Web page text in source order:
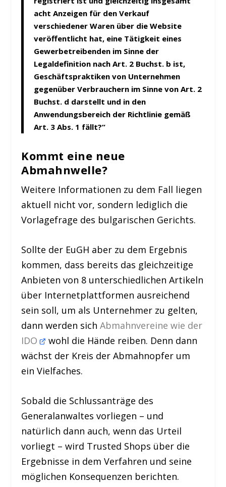
acht Anzeigen für den Verkauf
verschiedener Waren über die Website
veröffentlicht hat, eine Tätigkeit eines
Gewerbetreibenden im Sinne der
Legaldefinition nach Art. 2 Buchst. b ist,
Geschäftspraktiken von Unternehmen
gegenüber Verbrauchern im Sinne von Art. 2
Buchst. d darstellt und in den
Anwendungsbereich der Richtlinie gemäß
Art. 3 Abs. 1 fällt?“
Kommt eine neue
Abmahnwelle?
Weitere Informationen zu dem Fall liegen
aktuell nicht vor, sondern lediglich die
Vorlagefrage des bulgarischen Gerichts.
Sollte der EuGH aber zu dem Ergebnis
kommen, dass bereits das gleichzeitige
Anbieten von 8 unterschiedlichen Artikeln
über Internetplattformen ausreichend
sein soll, um als Unternehmer zu gelten,
dann werden sichAbmahnvereine wie der
IDO
wohl die Hände reiben. Denn dann
wächst der Kreis der Abmahnopfer um
ein Vielfaches.
Sobald die Schlussanträge des
Generalanwaltes vorliegen – und
natürlich dann auch, wenn das Urteil
vorliegt – wird Trusted Shops über die
Ergebnisse in dem Verfahren und seine
möglichen Konsequenzen berichten.